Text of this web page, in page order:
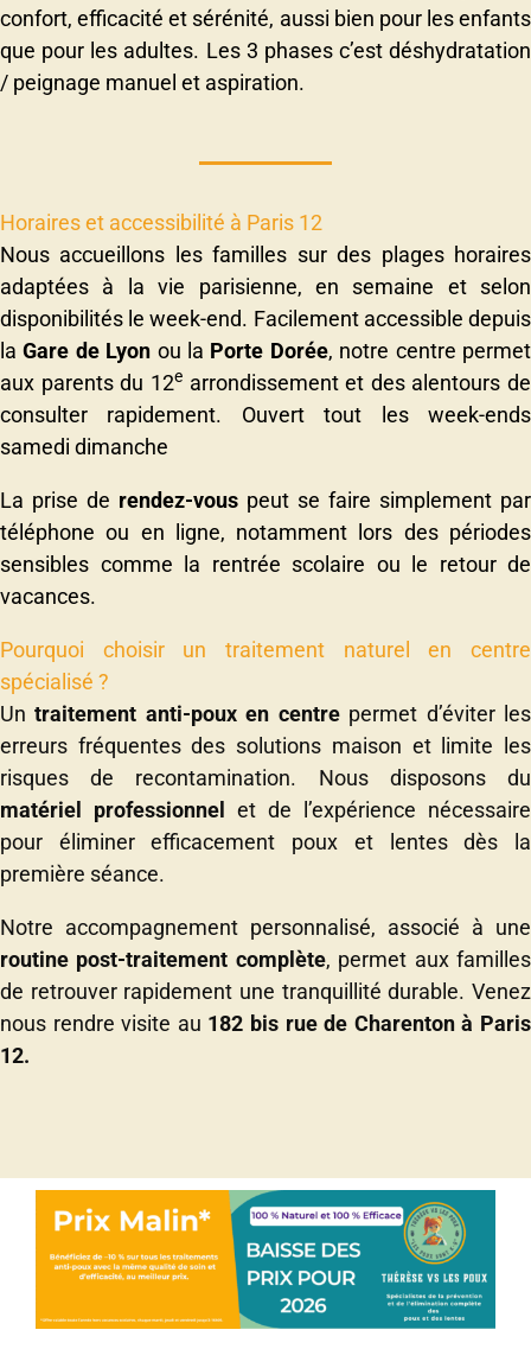
confort, efficacité et sérénité, aussi bien pour les enfants
que pour les adultes. Les 3 phases c’est déshydratation
/ peignage manuel et aspiration.
Horaires et accessibilité à Paris 12
Nous accueillons les familles sur des plages horaires
adaptées à la vie parisienne, en semaine et selon
disponibilités le week-end. Facilement accessible depuis
laGare de Lyon ou la Porte Dorée, notre centre permet
aux parents du 12earrondissement et des alentours de
consulter rapidement. Ouvert tout les week-ends
samedi dimanche
La prise de rendez-vous peut se faire simplement par
téléphone ou en ligne, notamment lors des périodes
sensibles comme la rentrée scolaire ou le retour de
vacances.
Pourquoi choisir un traitement naturel en centre
spécialisé ?
Untraitement anti-poux en centrepermet d’éviter les
erreurs fréquentes des solutions maison et limite les
risques de recontamination. Nous disposons du
matériel professionnel
et de l’expérience nécessaire
pour éliminer efficacement poux et lentes dès la
première séance.
Notre accompagnement personnalisé, associé à une
routine post-traitement complète, permet aux familles
de retrouver rapidement une tranquillité durable. Venez
nous rendre visite au 182 bis rue de Charenton à Paris
12.